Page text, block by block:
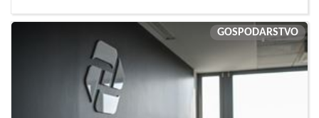
GOSPODARSTVO